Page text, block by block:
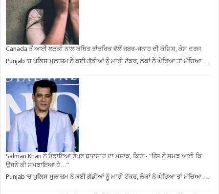
Canada ਤੋਂ ਆਈ ਲੜਕੀ ਨਾਲ ਕਥਿਤ ਤਾਂਤਰਿਕ ਵੱਲੋਂ ਜਬਰ-ਜਨਾਹ ਦੀ ਕੋਸ਼ਿਸ਼, ਕੇਸ ਦਰਜ
Punjab ‘ਚ ਪੁਲਿਸ ਮੁਲਾਜ਼ਮ ਨੇ ਕਈ ਗੱਡੀਆਂ ਨੂੰ ਮਾਰੀ ਟੱਕਰ, ਲੋਕਾਂ ਨੇ ਘੇਰਿਆ ਤਾਂ ਮੱਚਿਆ …
Salman Khan ਨੇ ਉਡਾਇਆ ਰੈਪਰ ਬਾਦਸ਼ਾਹ ਦਾ ਮਜ਼ਾਕ, ਕਿਹਾ- ”ਉਸ ਨੂੰ ਸਮਝ ਆਈ ਕਿ
ਉਸਨੇ ਕੀ ਸਮਝਾਇਆ ਹੈ…”
Punjab ‘ਚ ਪੁਲਿਸ ਮੁਲਾਜ਼ਮ ਨੇ ਕਈ ਗੱਡੀਆਂ ਨੂੰ ਮਾਰੀ ਟੱਕਰ, ਲੋਕਾਂ ਨੇ ਘੇਰਿਆ ਤਾਂ ਮੱਚਿਆ …